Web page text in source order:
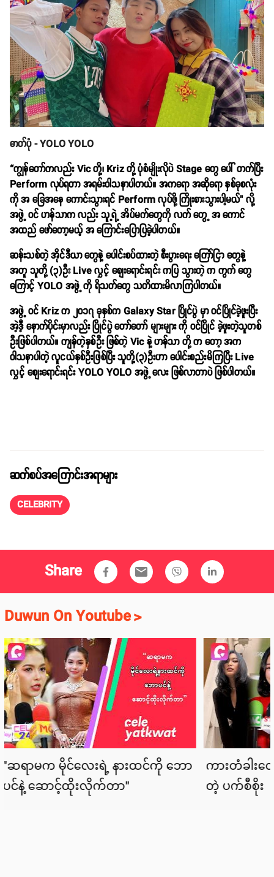
ဓာတ်ပုံ - YOLO YOLO
“ကျွန်တော်ကလည်း Vic တို့၊ Kriz တို့ ပုံစံမျိုးလိုပဲ Stage တွေ ပေါ် တက်ပြီး
Perform လုပ်ရတာ အရမ်းဝါသနာပါတယ်။ အကရော အဆိုရော နှစ်ခုစလုံး
ကို အ ခြေအနေ ကောင်းသွားရင် Perform လုပ်ဖို့ ကြိုးစားသွားပါ့မယ်" လို့
အဖွဲ့ ဝင် ဟန်သာက လည်း သူ့ရဲ့ အိပ်မက်တွေကို လက် တွေ့ အ ကောင်
အထည် ဖော်တော့မယ့် အ ကြောင်းပြောပြခဲ့ပါတယ်။
ဆန်းသစ်တဲ့ အိုင်ဒီယာ တွေနဲ့ ပေါင်းစပ်ထားတဲ့ စီးပွားရေး ကြော်ငြာ တွေနဲ့
အတူ သူတို့ (၃)ဦး Live လွှင့် စျေးရောင်းရင်း ကပြ သွားတဲ့ က ကွက် တွေ
ကြောင့် YOLO အဖွဲ့ ကို ရိသတ်တွေ သတိထားမိလာကြပါတယ်။
အဖွဲ့ ဝင် Kriz က ၂၀၁၇ ခုနှစ်က Galaxy Star ပြိုင်ပွဲ မှာ ဝင်ပြိုင်ခဲ့ဖူးပြီး
အဲ့ဒီ့ နောက်ပိုင်းမှာလည်း ပြိုင်ပွဲ တော်တော် များများ ကို ဝင်ပြိုင် ခဲ့ဖူးတဲ့သူတစ်
ဦးဖြစ်ပါတယ်။ ကျန်တဲ့နှစ်ဦး ဖြစ်တဲ့ Vic နဲ့ ဟန်သာ တို့ က တော့ အက
ဝါသနာပါတဲ့ လူငယ်နှစ်ဦးဖြစ်ပြီး သူတို့(၃)ဦးဟာ ပေါင်းစည်းမိကြပြီး Live
လွှင့် စျေးရောင်းရင်း YOLO YOLO အဖွဲ့ လေး ဖြစ်လာတာပဲ ဖြစ်ပါတယ်။
ဆက်စပ်အကြောင်းအရာများ
CELEBRITY
Share email
Duwun On Youtube>